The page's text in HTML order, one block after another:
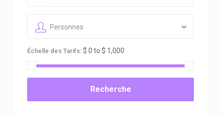
Personnes
Échelle des Tarifs: $ 0 to $ 1,000
Recherche